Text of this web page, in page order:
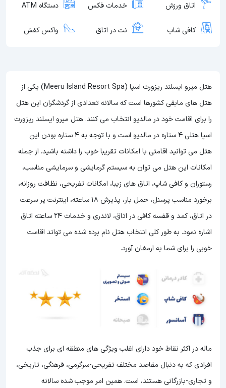
اتاق ورزش خدمات فکس دستگاه ATM
کافی شاپ نت در اتاق واکس کفش
هتل میرو ایسلند ریزورت اسپا (Meeru Island Resort Spa) یکی از
هتل های مابقی کشورها است که سالانه تعدادی از گردشگران این هتل
را برای اقامت خود در مالدیو انتخاب می کنند. هتل میرو ایسلند ریزورت
اسپا هتلی 4 ستاره در مالدیو است و با توجه به 4 ستاره بودن این
هتل می توانید اقامتی با امکانات تقریبا خوب را داشته باشید. از جمله
امکانات این هتل می توان به سیستم گرمایشی و سرمایشی مناسب،
رستوران و کافی شاپ، اتاق های زیبا، امکانات تفریحی، نظافت روزانه،
برخورد مناسب پرسنل، حمل بار، پذیرش 18 ساعته، اینترنت پر سرعت
در اتاق، کمد و قفسه کافی در اتاق، لاندری و خدمات 24 ساعته اتاق
اشاره نمود. به طور کلی انتخاب هتل نام برده شده می تواند اقامت
خوبی را برای شما به ارمغان آورد.
ماله در اکثر نقاط خود دارای اغلب ویژگی های منطقه ای برای جذب
افرادی که به دنبال مقاصد مختلف تفریحی-سرگرمی، فرهنگی، تاریخی،
و تجاری-بازرگانی هستند، است. همین امر موجب شده سالانه